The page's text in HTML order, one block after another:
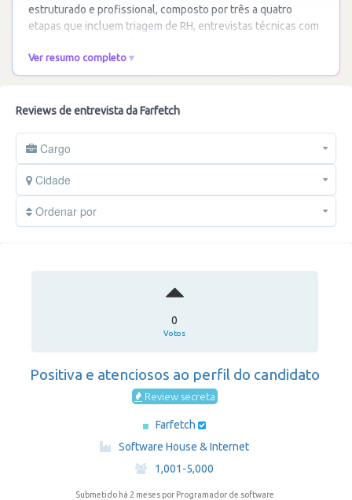
estruturado e profissional, composto por três a quatro
etapas que incluem triagem de RH, entrevistas técnicas com
Ver resumo completo
Reviews de entrevista da Farfetch
Cargo
Cidade
Ordenar por
0
Votos
Positiva e atenciosos ao perfil do candidato
Review secreta
Farfetch
Software House & Internet
·
1,001-5,000
Submetido há 2 meses por Programador de software